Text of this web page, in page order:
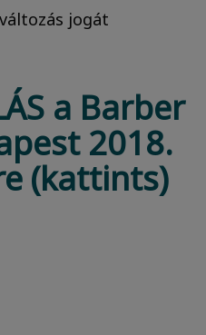
jogát
a Barber
2018.
(kattints)